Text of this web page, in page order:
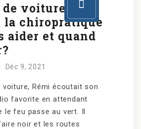
voiture :
la chiropratique
aider et quand
Déc 9, 2021
voiture, Rémi écoutait son
favorite en attendant
le feu passe au vert. Il
noir et les routes